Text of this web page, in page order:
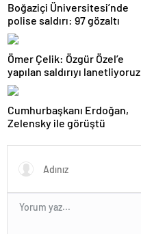
Boğaziçi Üniversitesi’nde
polise saldırı: 97 gözaltı
Ömer Çelik: Özgür Özel’e
yapılan saldırıyı lanetliyoruz
Cumhurbaşkanı Erdoğan,
Zelensky ile görüştü